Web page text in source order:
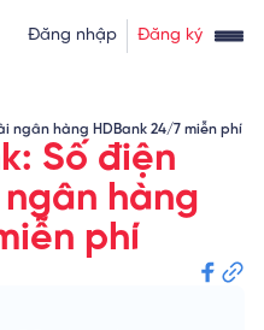
Đăng nhập Đăng ký
Tính lãi vay
Về chúng tôi
ngân hàng HDBank 24/7 miễn phí
Số điện
hàng
phí